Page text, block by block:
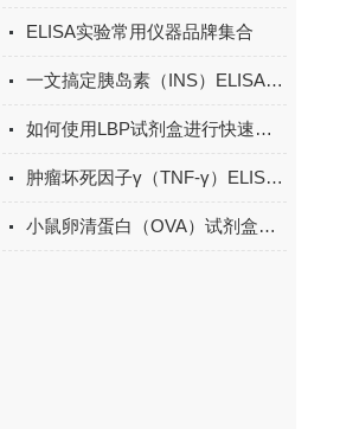
ELISA实验常用仪器品牌集合
一文搞定胰岛素（INS）ELISA试剂盒的操作方法
如何使用LBP试剂盒进行快速检测？
肿瘤坏死因子γ（TNF-γ）ELISA试剂盒的工作原理
小鼠卵清蛋白（OVA）试剂盒现货